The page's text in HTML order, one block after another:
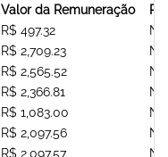
Valor da Remuneração
R$ 497.32
R$ 2,709.23
R$ 2,565.52
R$ 2,366.81
R$ 1,083.00
R$ 2,097.56
R$ 2,097.57